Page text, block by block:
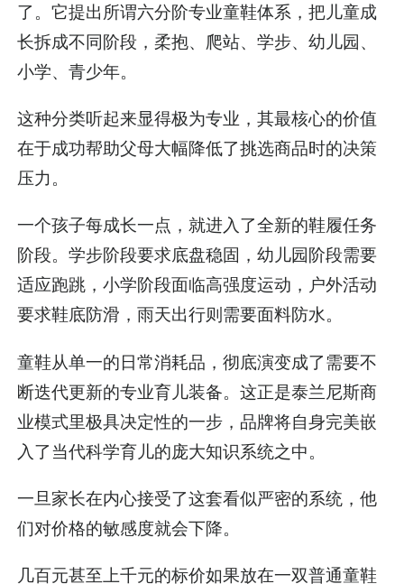
了。它提出所谓六分阶专业童鞋体系，把儿童成
长拆成不同阶段，柔抱、爬站、学步、幼儿园、
小学、青少年。
这种分类听起来显得极为专业，其最核心的价值
在于成功帮助父母大幅降低了挑选商品时的决策
压力。
一个孩子每成长一点，就进入了全新的鞋履任务
阶段。学步阶段要求底盘稳固，幼儿园阶段需要
适应跑跳，小学阶段面临高强度运动，户外活动
要求鞋底防滑，雨天出行则需要面料防水。
童鞋从单一的日常消耗品，彻底演变成了需要不
断迭代更新的专业育儿装备。这正是泰兰尼斯商
业模式里极具决定性的一步，品牌将自身完美嵌
入了当代科学育儿的庞大知识系统之中。
一旦家长在内心接受了这套看似严密的系统，他
们对价格的敏感度就会下降。
几百元甚至上千元的标价如果放在一双普通童鞋